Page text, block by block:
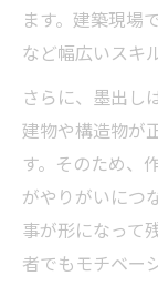
ます。建築現場
など幅広いスキ
さらに、墨出し
建物や構造物が
す。そのため、
がやりがいにつ
事が形になって
者でもモチベー